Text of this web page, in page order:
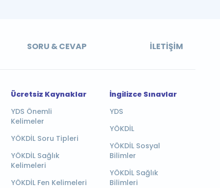
SORU & CEVAP İLETIŞIM
Ücretsiz Kaynaklar
YDS Önemli
Kelimeler
YÖKDİL Soru Tipleri
YÖKDİL Sağlık
Kelimeleri
YÖKDİL Fen Kelimeleri
İngilizce Sınavlar
YDS
YÖKDİL
YÖKDİL Sosyal
Bilimler
YÖKDİL Sağlık
Bilimleri